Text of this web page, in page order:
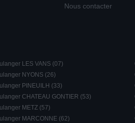
Nous contacter
LES VANS (07)
NYONS (26)
PINEUILH (33)
CHATEAU GONTIER (53)
METZ (57)
MARCONNE (62)